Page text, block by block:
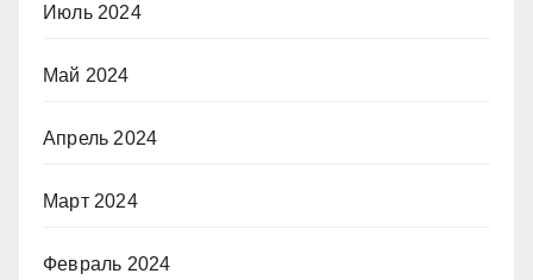
Июль 2024
Май 2024
Апрель 2024
Март 2024
Февраль 2024